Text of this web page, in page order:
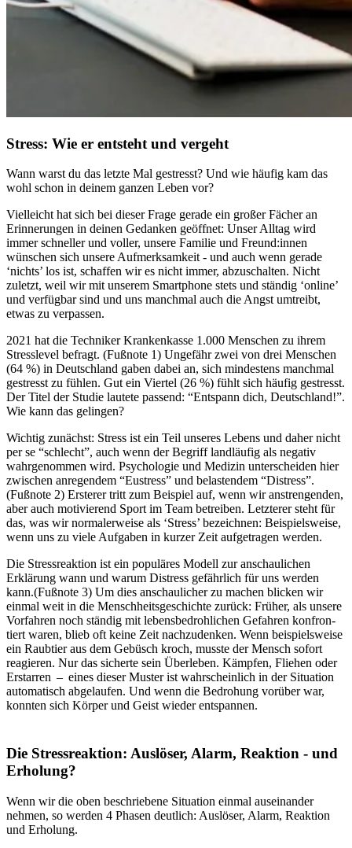
Stress: Wie er entsteht und vergeht
Wann warst du das letzte Mal gestresst? Und wie häufig kam das
wohl schon in deinem ganzen Leben vor?
Vielleicht hat sich bei dieser Frage gerade ein großer Fächer an
Erinnerungen in deinen Gedanken geöffnet: Unser Alltag wird
immer schneller und voller, unsere Familie und Freund:innen
wünschen sich unsere Aufmerksamkeit - und auch wenn gerade
‘nichts’ los ist, schaffen wir es nicht immer, abzuschalten. Nicht
zuletzt, weil wir mit unserem Smartphone stets und ständig ‘online’
und verfügbar sind und uns manchmal auch die Angst umtreibt,
etwas zu verpassen.
2021 hat die Techniker Krankenkasse 1.000 Menschen zu ihrem
Stresslevel befragt. (Fußnote 1) Ungefähr zwei von drei Menschen
(64 %) in Deutschland gaben dabei an, sich mindestens manchmal
gestresst zu fühlen. Gut ein Viertel (26 %) fühlt sich häufig gestresst.
Der Titel der Studie lautete passend: “Entspann dich, Deutschland!”.
Wie kann das gelingen?
Wichtig zunächst: Stress ist ein Teil unseres Lebens und daher nicht
per se “schlecht”, auch wenn der Begriff landläufig als negativ
wahrgenommen wird. Psychologie und Medizin unterscheiden hier
zwischen anregendem “Eustress” und belastendem “Distress”.
(Fußnote 2) Ersterer tritt zum Beispiel auf, wenn wir anstrengenden,
aber auch motivierend Sport im Team betreiben. Letzterer steht für
das, was wir normalerweise als ‘Stress’ bezeichnen: Beispielsweise,
wenn uns zu viele Aufgaben in kurzer Zeit aufgetragen werden.
Die Stressreaktion ist ein populäres Modell zur anschaulichen
Erklärung wann und warum Distress gefährlich für uns werden
kann.(Fußnote 3) Um dies anschaulicher zu machen blicken wir
einmal weit in die Mensch­heits­ge­schichte zurück: Früher, als unsere
Vor­fah­ren noch ständig mit lebens­be­droh­li­chen Gefah­ren kon­fron­
tiert waren, blieb oft keine Zeit nachzudenken. Wenn beispielsweise
ein Raubtier aus dem Gebüsch kroch, musste der Mensch sofort
reagieren. Nur das sicherte sein Überleben. Kämp­fen, Flie­hen oder
Erstar­ren – eines dieser Muster ist wahr­schein­lich in der Situation
auto­ma­tisch abgelau­fen. Und wenn die Bedro­hung vor­über war,
konnten sich Körper und Geist wieder entspannen.
Die Stressreaktion: Aus­lö­ser, Alarm, Reak­tion - und
Erho­lung?
Wenn wir die oben beschriebene Situa­tion einmal aus­ein­an­der
nehmen, so werden 4 Phasen deut­lich: Aus­lö­ser, Alarm, Reak­tion
und Erho­lung.